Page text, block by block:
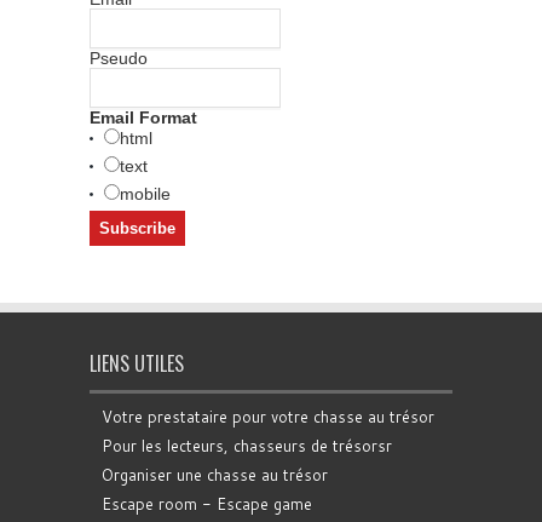
Pseudo
Email Format
html
text
mobile
LIENS UTILES
Votre prestataire pour votre chasse au trésor
Pour les lecteurs, chasseurs de trésorsr
Organiser une chasse au trésor
Escape room - Escape game